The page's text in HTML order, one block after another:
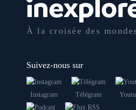
À la croisée des
Suivez-nous sur
Instagram Télégram